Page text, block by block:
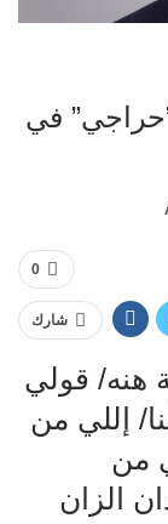
في
0
شارك
هنه/ قولي
إللي من
من
الزان